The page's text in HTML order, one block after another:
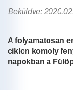
Beküldve:
A folyamatosan
ciklon komoly
napokban a